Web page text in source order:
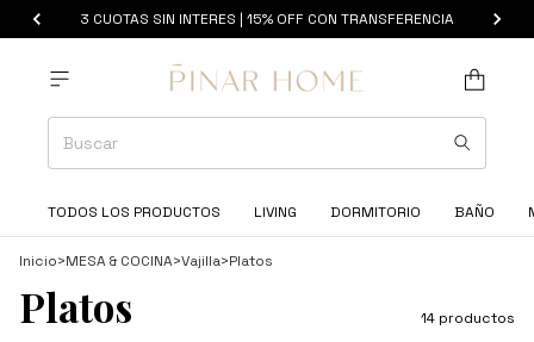
3 CUOTAS SIN INTERES | 15% OFF CON TRANSFERENCIA
TODOS LOS PRODUCTOS LIVING DORMITORIO BAÑO
Inicio>MESA & COCINA>Vajilla>Platos
Platos 14 productos